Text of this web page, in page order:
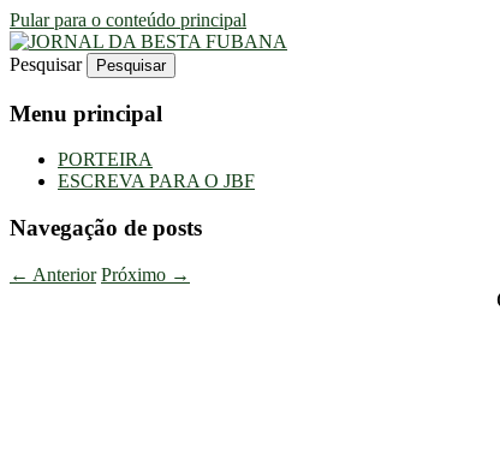
Pular para o conteúdo principal
JORNAL DA BESTA FUBANA
Uma Gazeta Escrota
Pesquisar
Menu principal
PORTEIRA
ESCREVA PARA O JBF
Navegação de posts
← Anterior Próximo →